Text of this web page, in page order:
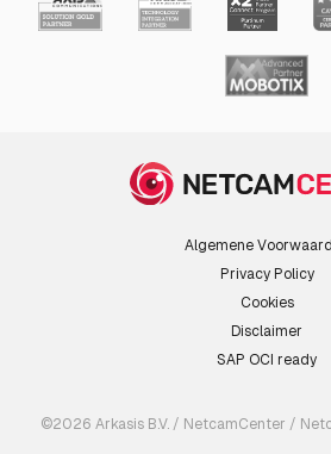
Algemene
Privacy Policy
Cookies
Disclaimer
SAP OCI ready
©2026 Arkasis B.V. / NetcamCenter /